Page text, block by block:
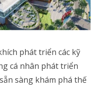
phát triển các kỹ
cá nhân phát triển
sàng khám phá thế